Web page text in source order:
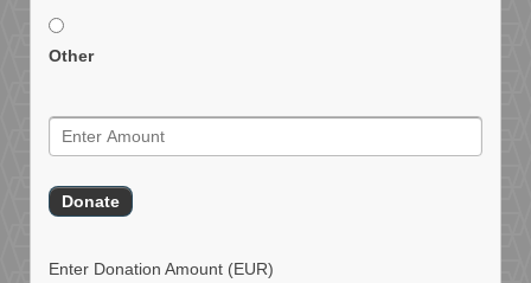
Other
Enter Donation Amount (EUR)